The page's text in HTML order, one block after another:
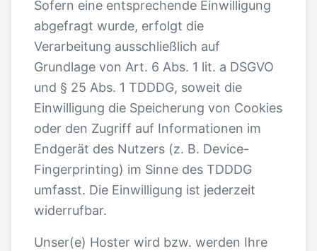
Sofern eine entsprechende Einwilligung
abgefragt wurde, erfolgt die
Verarbeitung ausschließlich auf
Grundlage von Art. 6 Abs. 1 lit. a DSGVO
und § 25 Abs. 1 TDDDG, soweit die
Einwilligung die Speicherung von Cookies
oder den Zugriff auf Informationen im
Endgerät des Nutzers (z. B. Device-
Fingerprinting) im Sinne des TDDDG
umfasst. Die Einwilligung ist jederzeit
widerrufbar.
Unser(e) Hoster wird bzw. werden Ihre